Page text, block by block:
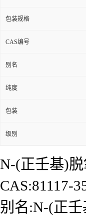
包装规格
CAS编号
别名
纯度
包装
级别
N-(正壬基)
CAS:81117-
别名:N-(正